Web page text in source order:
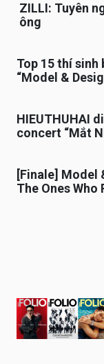
ZILLI: Tuyên
ông
Top 15 thí sinh
“Model &
HIEUTHUHAI
concert “Mắt
[Finale] Model
The Ones Who